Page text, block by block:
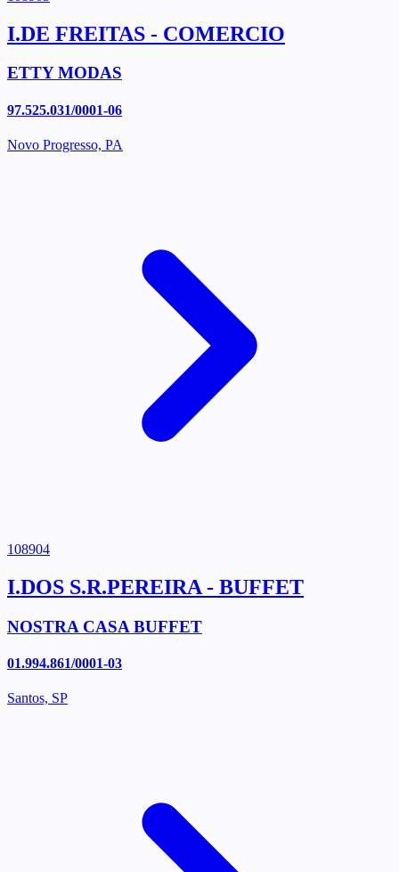
I.DE FREITAS - COMERCIO
ETTY MODAS
97.525.031/0001-06
Novo Progresso, PA
108904
I.DOS S.R.PEREIRA - BUFFET
NOSTRA CASA BUFFET
01.994.861/0001-03
Santos, SP